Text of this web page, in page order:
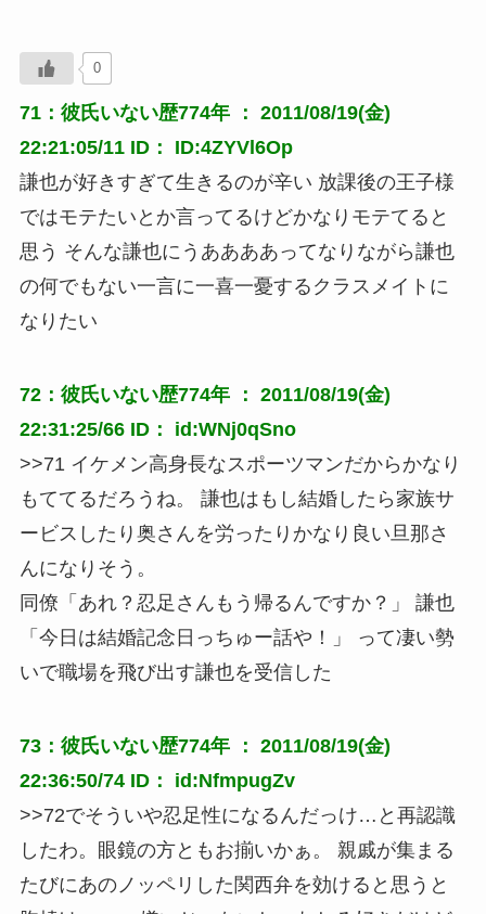
0
71：彼氏いない歴774年 ： 2011/08/19(金)
22:21:05/11 ID： ID:4ZYVl6Op
謙也が好きすぎて生きるのが辛い 放課後の王子様
ではモテたいとか言ってるけどかなりモテてると
思う そんな謙也にうああああってなりながら謙也
の何でもない一言に一喜一憂するクラスメイトに
なりたい
72：彼氏いない歴774年 ： 2011/08/19(金)
22:31:25/66 ID： id:WNj0qSno
>>71 イケメン高身長なスポーツマンだからかなり
もててるだろうね。 謙也はもし結婚したら家族サ
ービスしたり奥さんを労ったりかなり良い旦那さ
んになりそう。
同僚「あれ？忍足さんもう帰るんですか？」 謙也
「今日は結婚記念日っちゅー話や！」 って凄い勢
いで職場を飛び出す謙也を受信した
73：彼氏いない歴774年 ： 2011/08/19(金)
22:36:50/74 ID： id:NfmpugZv
>>72でそういや忍足性になるんだっけ…と再認識
したわ。眼鏡の方ともお揃いかぁ。 親戚が集まる
たびにあのノッペリした関西弁を効けると思うと